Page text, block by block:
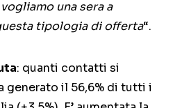
una sera a
tipologia di offerta“.
: quanti contatti si
generato il 56,6% di tutti i